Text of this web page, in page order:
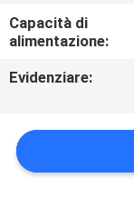
MAPPA
SITO
PRIVACY
POLICY
Capacità di
alimentazione:
Evidenziare: